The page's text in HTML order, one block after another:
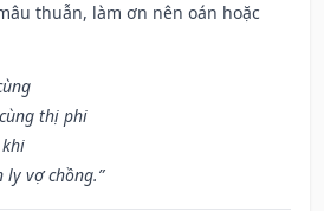
thuẫn, làm ơn nên oán hoặc
thị phi
ly vợ chồng.”